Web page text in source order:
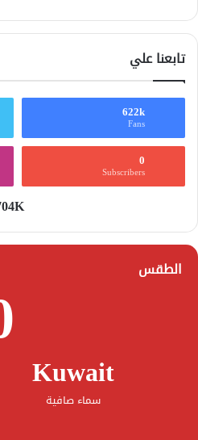
تابعنا علي
622k
Fans
0
Subscribers
الطقس
Kuwait
سماء صافية